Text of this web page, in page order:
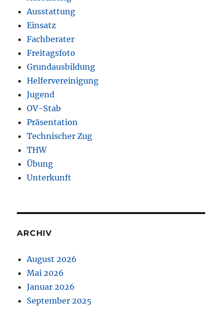
Ausstattung
Einsatz
Fachberater
Freitagsfoto
Grundausbildung
Helfervereinigung
Jugend
OV-Stab
Präsentation
Technischer Zug
THW
Übung
Unterkunft
ARCHIV
August 2026
Mai 2026
Januar 2026
September 2025